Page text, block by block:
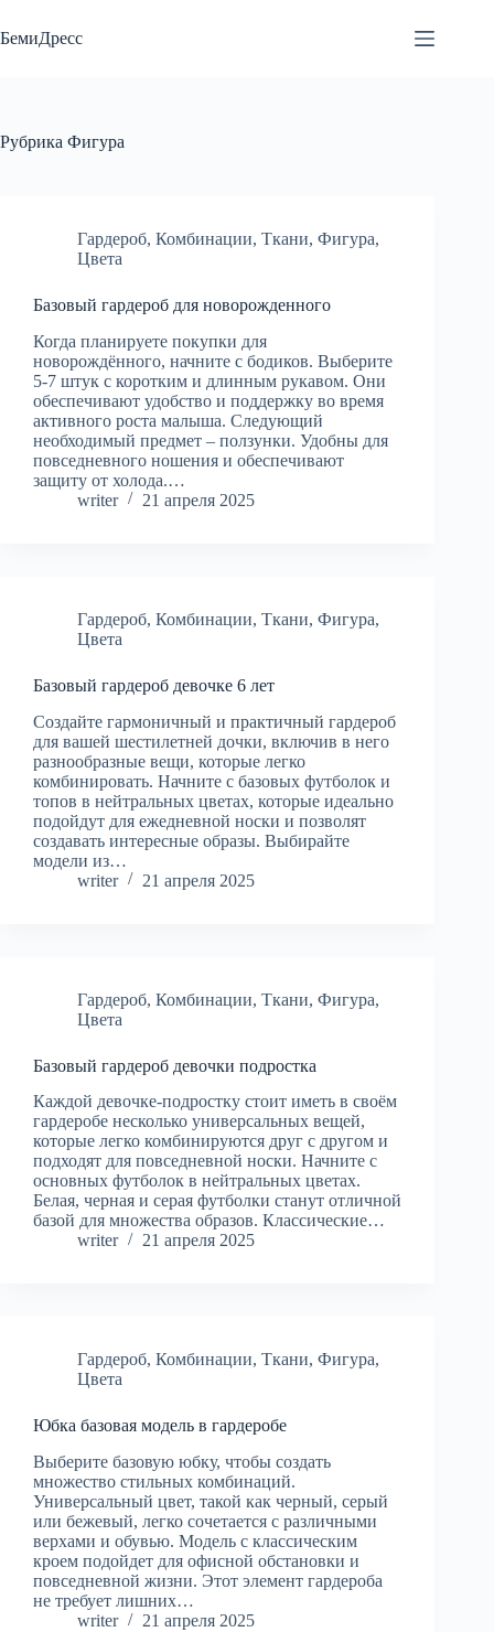
к
сути
БемиДресс
Рубрика Фигура
Гардероб, Комбинации, Ткани, Фигура,
Цвета
Базовый гардероб для новорожденного
Когда планируете покупки для
новорождённого, начните с бодиков. Выберите
5-7 штук с коротким и длинным рукавом. Они
обеспечивают удобство и поддержку во время
активного роста малыша. Следующий
необходимый предмет – ползунки. Удобны для
повседневного ношения и обеспечивают
защиту от холода.…
writer
21 апреля 2025
Гардероб, Комбинации, Ткани, Фигура,
Цвета
Базовый гардероб девочке 6 лет
Создайте гармоничный и практичный гардероб
для вашей шестилетней дочки, включив в него
разнообразные вещи, которые легко
комбинировать. Начните с базовых футболок и
топов в нейтральных цветах, которые идеально
подойдут для ежедневной носки и позволят
создавать интересные образы. Выбирайте
модели из…
writer
21 апреля 2025
Гардероб, Комбинации, Ткани, Фигура,
Цвета
Базовый гардероб девочки подростка
Каждой девочке-подростку стоит иметь в своём
гардеробе несколько универсальных вещей,
которые легко комбинируются друг с другом и
подходят для повседневной носки. Начните с
основных футболок в нейтральных цветах.
Белая, черная и серая футболки станут отличной
базой для множества образов. Классические…
writer
21 апреля 2025
Гардероб, Комбинации, Ткани, Фигура,
Цвета
Юбка базовая модель в гардеробе
Выберите базовую юбку, чтобы создать
множество стильных комбинаций.
Универсальный цвет, такой как черный, серый
или бежевый, легко сочетается с различными
верхами и обувью. Модель с классическим
кроем подойдет для офисной обстановки и
повседневной жизни. Этот элемент гардероба
не требует лишних…
writer
21 апреля 2025